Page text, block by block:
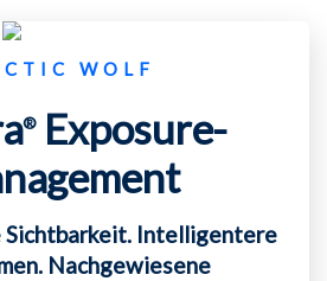
WOLF
®Exposure-
Sichtbarkeit. Intelligentere
Nachgewiesene